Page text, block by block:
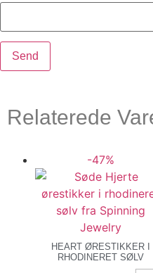
Relaterede
-47%
HEART ØRESTIKKER I
RHODINERET SØLV